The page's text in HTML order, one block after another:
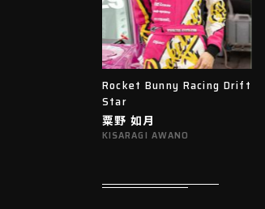
Rocket Bunny Racing Drift
Star
粟野 如月
KISARAGI AWANO